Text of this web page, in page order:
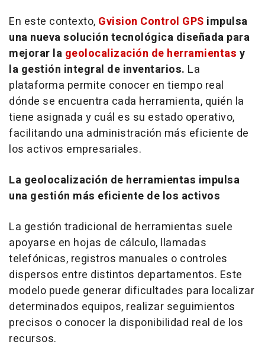
En este contexto, Gvision Control GPS impulsa
una nueva solución tecnológica diseñada para
mejorar la geolocalización de herramientas y
la gestión integral de inventarios. La
plataforma permite conocer en tiempo real
dónde se encuentra cada herramienta, quién la
tiene asignada y cuál es su estado operativo,
facilitando una administración más eficiente de
los activos empresariales.
La geolocalización de herramientas impulsa
una gestión más eficiente de los activos
La gestión tradicional de herramientas suele
apoyarse en hojas de cálculo, llamadas
telefónicas, registros manuales o controles
dispersos entre distintos departamentos. Este
modelo puede generar dificultades para localizar
determinados equipos, realizar seguimientos
precisos o conocer la disponibilidad real de los
recursos.